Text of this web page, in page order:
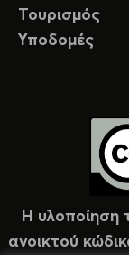
Τουρισμός
Υποδομές
Η υλοποίηση
ανοικτού